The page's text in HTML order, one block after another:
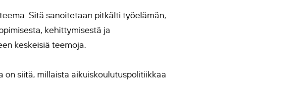
Sitä sanoitetaan pitkälti työelämän,
kehittymisestä ja
keskeisiä teemoja.
siitä, millaista aikuiskoulutuspolitiikkaa